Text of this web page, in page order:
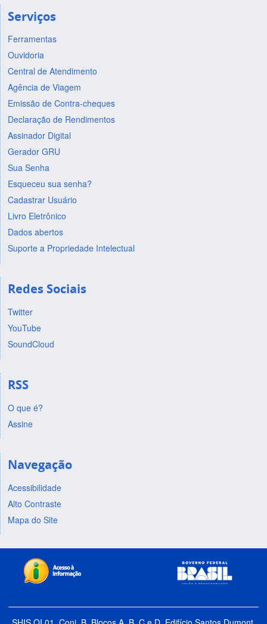
Serviços
Ferramentas
Ouvidoria
Central de Atendimento
Agência de Viagem
Emissão de Contra-cheques
Declaração de Rendimentos
Assinador Digital
Gerador GRU
Sua Senha
Esqueceu sua senha?
Cadastrar Usuário
Livro Eletrônico
Dados abertos
Suporte a Propriedade Intelectual
Redes Sociais
Twitter
YouTube
SoundCloud
RSS
O que é?
Assine
Navegação
Acessibilidade
Alto Contraste
Mapa do Site